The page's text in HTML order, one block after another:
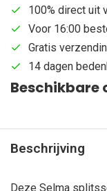
100% direct uit
Voor 16:00
Gratis
14 dagen
Beschikbare
Beschrijving
Deze Selma